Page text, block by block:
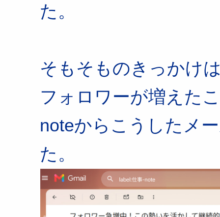
た。
そもそものきっかけ
フォロワーが増えた
noteからこうしたメ
た。